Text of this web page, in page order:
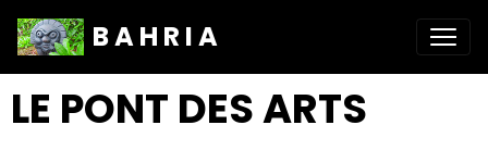
B A H R I A
LE PONT DES ARTS